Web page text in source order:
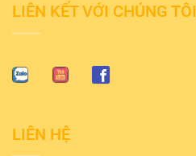
LIÊN KẾT VỚI CHÚNG TÔI
LIÊN HỆ